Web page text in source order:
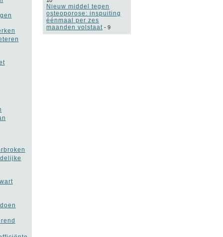
Nieuw middel tegen
osteoporose: inspuiting
éénmaal per zes
maanden volstaat - 9